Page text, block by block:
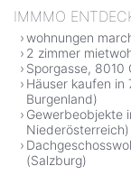
IMMMO
wohnungen
2 zimmer
Sporgasse, 8010
Häuser kaufen
Burgenland)
Gewerbeobjekte
Niederösterreich)
(Salzburg)